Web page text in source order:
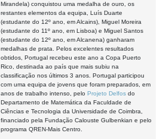
Mirandela) conquistou uma medalha de ouro, os
restantes elementos da equipa, Luís Duarte
(estudante do 12º ano, em Alcains), Miguel Moreira
(estudante do 11º ano, em Lisboa) e Miguel Santos
(estudante do 12º ano, em Alcanena) ganharam
medalhas de prata. Pelos excelentes resultados
obtidos, Portugal recebeu este ano a Copa Puerto
Rico, destinada ao país que mais subiu na
classificação nos últimos 3 anos. Portugal participou
com uma equipa de jovens que foram preparados, em
anos de trabalho intenso, pelo Projeto Delfos do
Departamento de Matemática da Faculdade de
Ciências e Tecnologia da Universidade de Coimbra,
financiado pela Fundação Calouste Gulbenkian e pelo
programa QREN-Mais Centro.